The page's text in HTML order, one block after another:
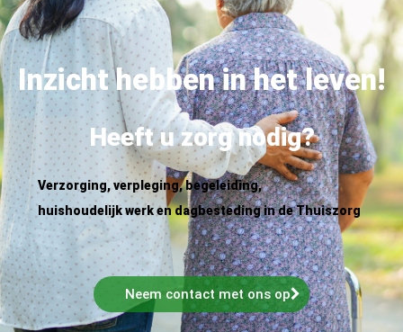
Inzicht hebben in het leven!
Heeft u zorg nodig?
Verzorging, verpleging, begeleiding,
huishoudelijk werk en dagbesteding in de Thuiszorg
Neem contact met ons op